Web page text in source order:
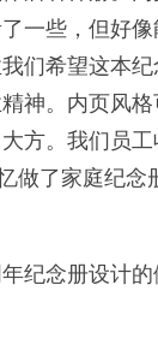
一些，但好像
们希望这本
神。内页风
方。我们员
做了家庭纪念
念册设计的